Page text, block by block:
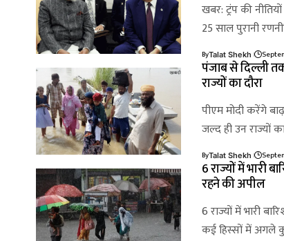
खबर: ट्रंप की
25 साल पुरानी
ByTalat Shekh
पंजाब से दिल्ली
राज्यों का दौरा
पीएम मोदी करेंगे बाढ़
जल्द ही उन राज्यों
ByTalat Shekh
6 राज्यों में भारी
रहने की अपील
6 राज्यों में भारी
कई हिस्सों में अगले